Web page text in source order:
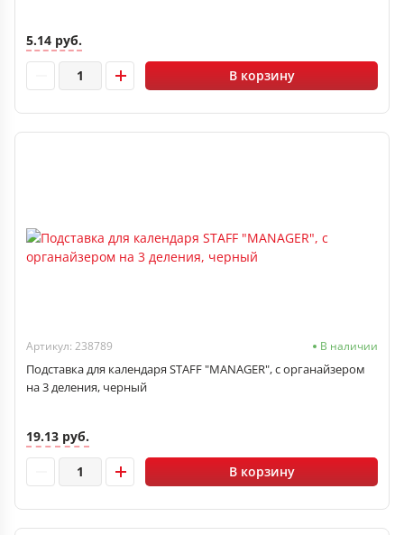
5.14 руб.
В корзину
Артикул: 238789 В наличии
Подставка для календаря STAFF "MANAGER", с органайзером
на 3 деления, черный
19.13 руб.
В корзину